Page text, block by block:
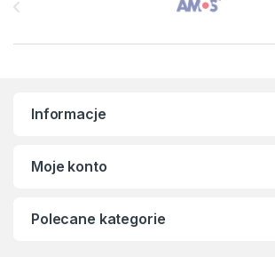
Informacje
Moje konto
Polecane kategorie